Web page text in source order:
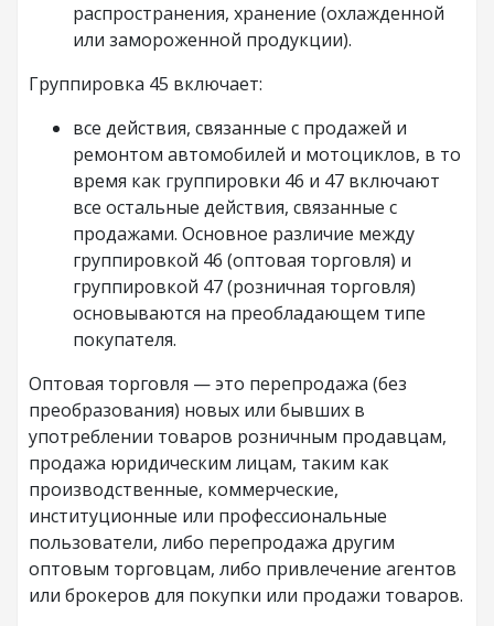
распространения, хранение (охлажденной
или замороженной продукции).
Группировка 45 включает:
все действия, связанные с продажей и
ремонтом автомобилей и мотоциклов, в то
время как группировки 46 и 47 включают
все остальные действия, связанные с
продажами. Основное различие между
группировкой 46 (оптовая торговля) и
группировкой 47 (розничная торговля)
основываются на преобладающем типе
покупателя.
Оптовая торговля — это перепродажа (без
преобразования) новых или бывших в
употреблении товаров розничным продавцам,
продажа юридическим лицам, таким как
производственные, коммерческие,
институционные или профессиональные
пользователи, либо перепродажа другим
оптовым торговцам, либо привлечение агентов
или брокеров для покупки или продажи товаров.